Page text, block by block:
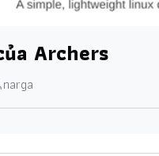
Archers
narga